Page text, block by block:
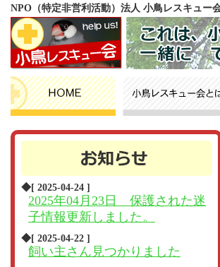
NPO（特定非営利活動）法人 小鳥レスキュー
◆[ 2025-04-24 ]
2025年04月23日 保護された迷
子情報更新しました。
◆[ 2025-04-22 ]
飼い主さん見つかりました